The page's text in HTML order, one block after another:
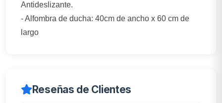
Antideslizante.
- Alfombra de ducha: 40cm de ancho x 60 cm de
largo
Reseñas de Clientes